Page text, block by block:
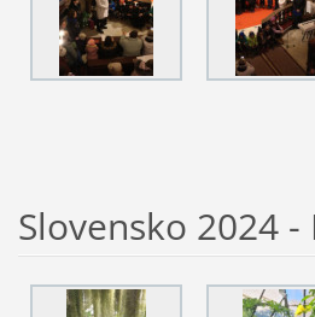
Slovensko 2024 -